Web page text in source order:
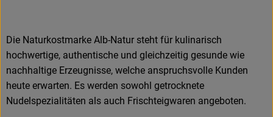
Die Naturkostmarke Alb-Natur steht für kulinarisch
hochwertige, authentische und gleichzeitig gesunde wie
nachhaltige Erzeugnisse, welche anspruchsvolle Kunden
heute erwarten. Es werden sowohl getrocknete
Nudelspezialitäten als auch Frischteigwaren angeboten.